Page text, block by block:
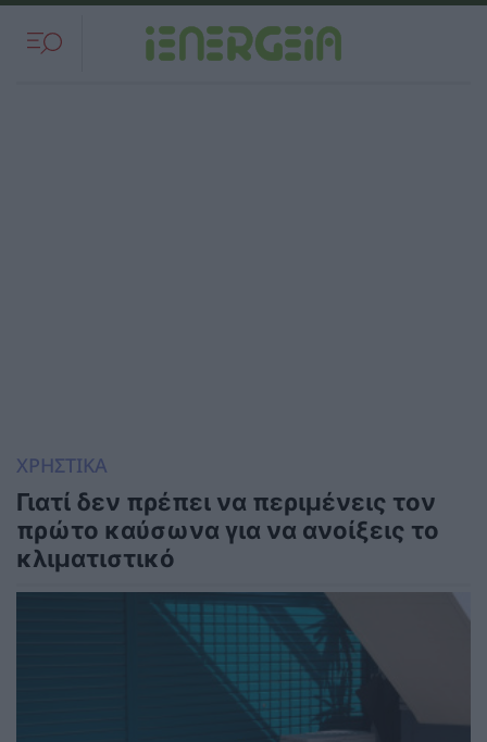
ΧΡΗΣΤΙΚΑ
Γιατί δεν πρέπει να περιμένεις τον
πρώτο καύσωνα για να ανοίξεις το
κλιματιστικό